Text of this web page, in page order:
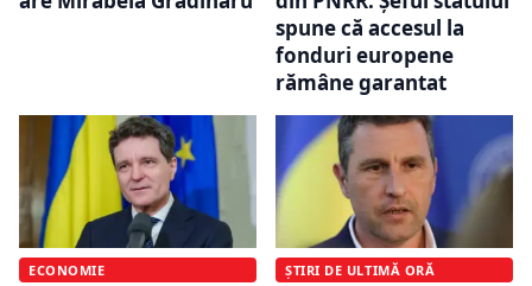
spune că accesul la
fonduri europene
rămâne garantat
ECONOMIE ȘTIRI DE ULTIMĂ ORĂ